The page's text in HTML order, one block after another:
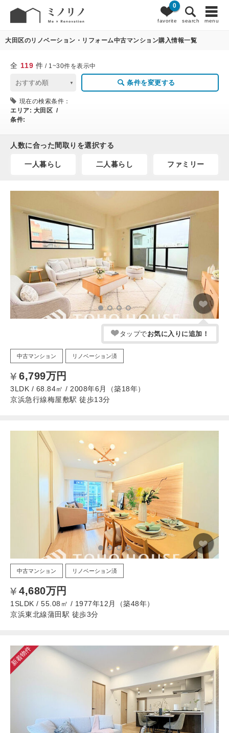
favorite
0
search menu
119 条件変更
大田区のリノベーション・リフォーム中古マンション購入情報一覧
全 119 件 / 1~30件を表示中
条件を変更する
現在の検索条件：
エリア: 大田区 /
条件:
人数に合った間取りを選択する
一人暮らし 二人暮らし ファミリー
タップでお気に入りに追加！
中古マンション リノベーション済
6,799万円
3LDK / 68.84㎡ / 2008年6月（築18年）
京浜急行線梅屋敷駅 徒歩13分
中古マンション リノベーション済
4,680万円
1SLDK / 55.08㎡ / 1977年12月（築48年）
京浜東北線蒲田駅 徒歩3分
新着物件